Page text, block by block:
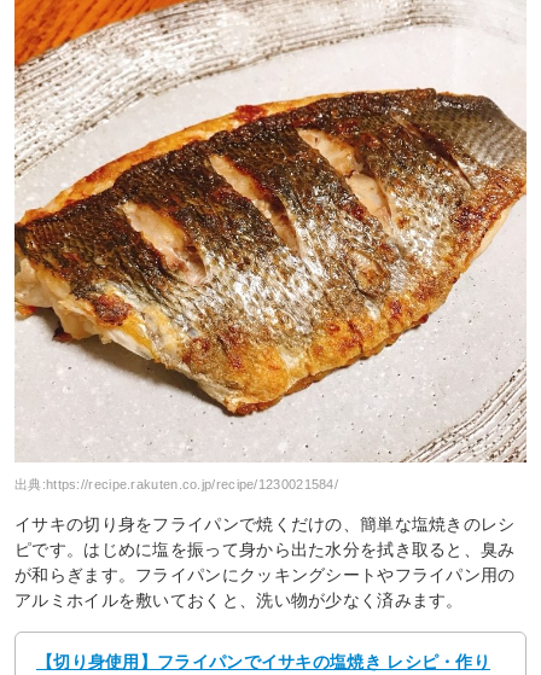
出典:https://recipe.rakuten.co.jp/recipe/1230021584/
イサキの切り身をフライパンで焼くだけの、簡単な塩焼きのレシ
ピです。はじめに塩を振って身から出た水分を拭き取ると、臭み
が和らぎます。フライパンにクッキングシートやフライパン用の
アルミホイルを敷いておくと、洗い物が少なく済みます。
【切り身使用】フライパンでイサキの塩焼き レシピ・作り